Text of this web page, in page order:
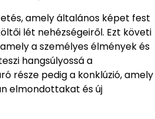
amely általános képet fest
lét nehézségeiről. Ezt követi
a személyes élmények és
hangsúlyossá a
része pedig a konklúzió, amely
elmondottakat és új